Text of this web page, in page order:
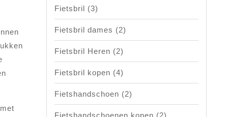
Fietsbril (3)
Fietsbril dames (2)
Fietsbril Heren (2)
Fietsbril kopen (4)
Fietshandschoen (2)
Fietshandschoenen kopen (2)